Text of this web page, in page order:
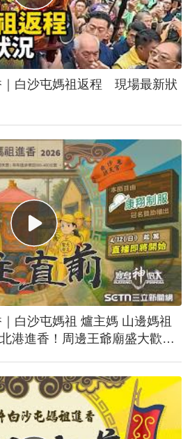
｜白沙屯媽祖返程 現場最新狀
白沙屯媽祖 爐主媽 山邊媽祖
港進香！周邊王爺廟盛大歡